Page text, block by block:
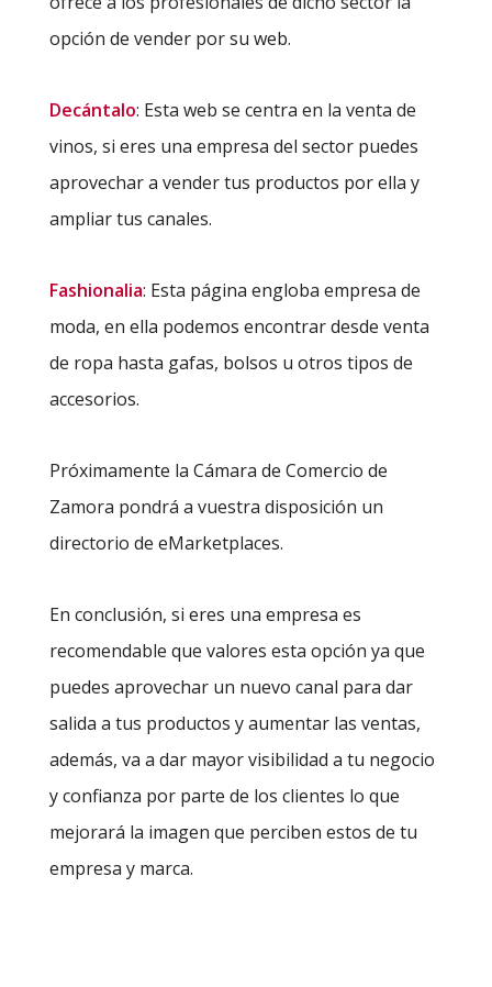
opción de vender por su web.
Decántalo: Esta web se centra en la venta de
vinos, si eres una empresa del sector puedes
aprovechar a vender tus productos por ella y
ampliar tus canales.
Fashionalia: Esta página engloba empresa de
moda, en ella podemos encontrar desde venta
de ropa hasta gafas, bolsos u otros tipos de
accesorios.
Próximamente la Cámara de Comercio de
Zamora pondrá a vuestra disposición un
directorio de eMarketplaces.
En conclusión, si eres una empresa es
recomendable que valores esta opción ya que
puedes aprovechar un nuevo canal para dar
salida a tus productos y aumentar las ventas,
además, va a dar mayor visibilidad a tu negocio
y confianza por parte de los clientes lo que
mejorará la imagen que perciben estos de tu
empresa y marca.